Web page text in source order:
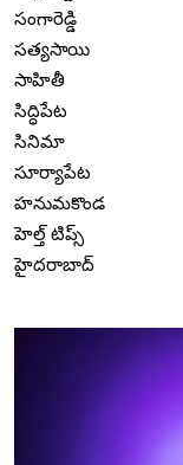
సంగారెడ్డి
సత్యసాయి
సాహితీ
సిద్ధిపేట
సినిమా
సూర్యాపేట
హనుమకొండ
హెల్త్ టిప్స్
హైదరాబాద్